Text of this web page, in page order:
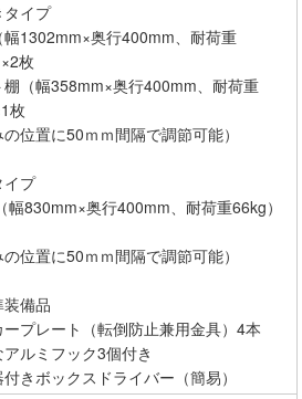
タイプ
幅1302mm×奥行400mm、耐荷重
枚
棚（幅358mm×奥行400mm、耐荷重
枚
の位置に50ｍｍ間隔で調節可能）
イプ
幅830mm×奥行400mm、耐荷重66kg）
の位置に50ｍｍ間隔で調節可能）
備品
ープレート（転倒防止兼用金具）4本
アルミフック3個付き
付きボックスドライバー（簡易）